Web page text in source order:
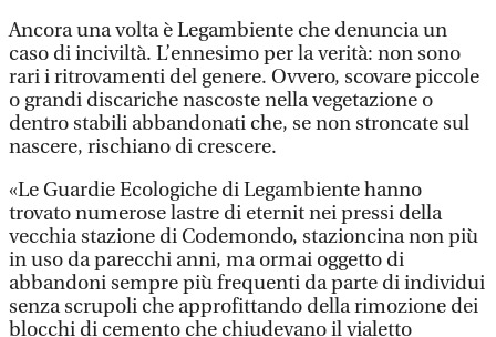
Ancora una volta è Legambiente che denuncia un
caso di inciviltà. L’ennesimo per la verità: non sono
rari i ritrovamenti del genere. Ovvero, scovare piccole
o grandi discariche nascoste nella vegetazione o
dentro stabili abbandonati che, se non stroncate sul
nascere, rischiano di crescere.
«Le Guardie Ecologiche di Legambiente hanno
trovato numerose lastre di eternit nei pressi della
vecchia stazione di Codemondo, stazioncina non più
in uso da parecchi anni, ma ormai oggetto di
abbandoni sempre più frequenti da parte di individui
senza scrupoli che approfittando della rimozione dei
blocchi di cemento che chiudevano il vialetto